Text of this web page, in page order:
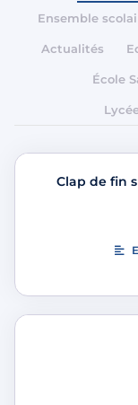
Ensemble
Actualités
École
Clap de fin